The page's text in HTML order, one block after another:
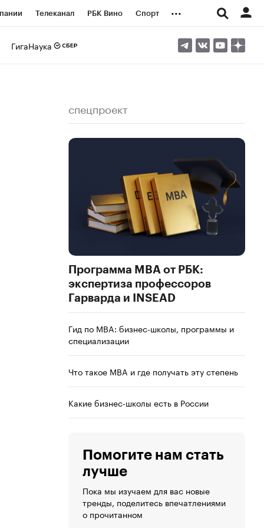
Телеканал РБК Вино Спорт ...
ГигаНаука
спецпроект
Программа MBA от РБК:
экспертиза профессоров
Гарварда и INSEAD
Гид по MBA: бизнес-школы, программы и
специализации
Что такое MBA и где получать эту степень
Какие бизнес-школы есть в России
Помогите нам стать
лучше
Пока мы изучаем для вас новые
тренды, поделитесь впечатлениями
о прочитанном